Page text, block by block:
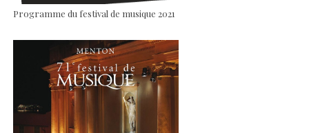
Programme du festival de musique 2021